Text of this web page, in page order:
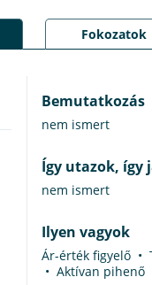
Fokozatok
Bemutatkozás
nem ismert
Így utazok, így
nem ismert
Ilyen vagyok
Ár-érték figyelő •
• Aktívan pihenő